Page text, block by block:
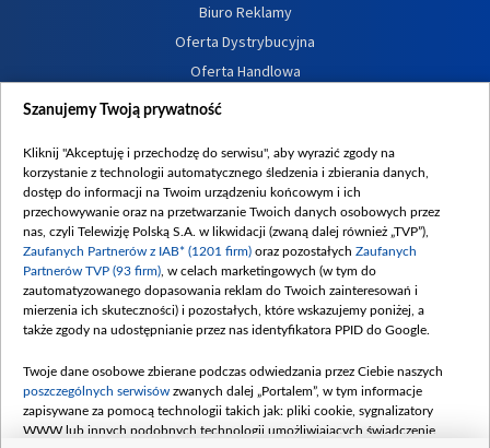
Biuro Reklamy
Oferta Dystrybucyjna
Oferta Handlowa
Dostępność
Procedura zgłoszeń wewnętrznych
Szanujemy Twoją prywatność
Kliknij "Akceptuję i przechodzę do serwisu", aby wyrazić zgody na
korzystanie z technologii automatycznego śledzenia i zbierania danych,
dostęp do informacji na Twoim urządzeniu końcowym i ich
przechowywanie oraz na przetwarzanie Twoich danych osobowych przez
nas, czyli Telewizję Polską S.A. w likwidacji (zwaną dalej również „TVP”),
Zaufanych Partnerów z IAB* (1201 firm) oraz pozostałych Zaufanych
Partnerów TVP (93 firm) , w celach marketingowych (w tym do
zautomatyzowanego dopasowania reklam do Twoich zainteresowań i
mierzenia ich skuteczności) i pozostałych, które wskazujemy poniżej, a
także zgody na udostępnianie przez nas identyfikatora PPID do Google.
Twoje dane osobowe zbierane podczas odwiedzania przez Ciebie naszych
poszczególnych serwisów zwanych dalej „Portalem”, w tym informacje
zapisywane za pomocą technologii takich jak: pliki cookie, sygnalizatory
WWW lub innych podobnych technologii umożliwiających świadczenie